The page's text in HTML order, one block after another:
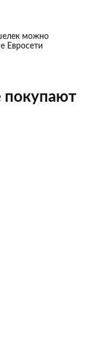
можно
Евросети
покупают